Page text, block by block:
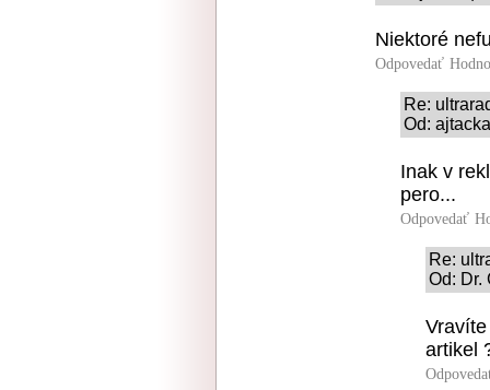
Niektoré
Odpovedať
Re:
Od:
Inak v
pero...
Odpovedať
Re:
Od: Dr.
artikel